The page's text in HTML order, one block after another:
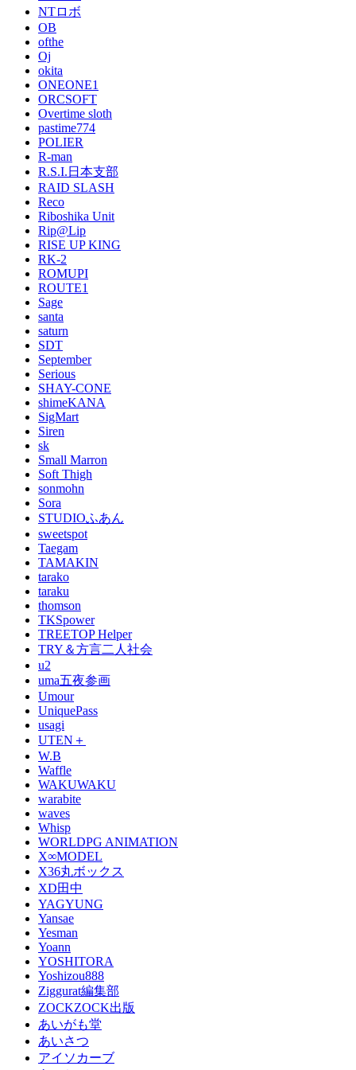
NTロボ
OB
ofthe
Oj
okita
ONEONE1
ORCSOFT
Overtime sloth
pastime774
POLIER
R-man
R.S.I.日本支部
RAID SLASH
Reco
Riboshika Unit
Rip@Lip
RISE UP KING
RK-2
ROMUPI
ROUTE1
Sage
santa
saturn
SDT
September
Serious
SHAY-CONE
shimeKANA
SigMart
Siren
sk
Small Marron
Soft Thigh
sonmohn
Sora
STUDIOふあん
sweetspot
Taegam
TAMAKIN
tarako
taraku
thomson
TKSpower
TREETOP Helper
TRY＆方言二人社会
u2
uma五夜参画
Umour
UniquePass
usagi
UTEN＋
W.B
Waffle
WAKUWAKU
warabite
waves
Whisp
WORLDPG ANIMATION
X∞MODEL
X36丸ボックス
XD田中
YAGYUNG
Yansae
Yesman
Yoann
YOSHITORA
Yoshizou888
Ziggurat編集部
ZOCKZOCK出版
あいがも堂
あいさつ
アイソカーブ